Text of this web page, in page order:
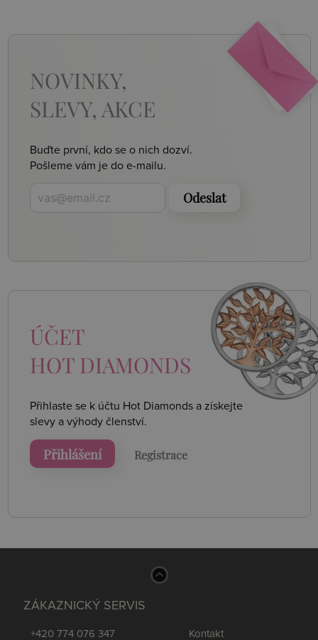
NOVINKY,
SLEVY, AKCE
Buďte první, kdo se o nich dozví.
Pošleme vám je do e-mailu.
Odeslat
ÚČET
HOT DIAMONDS
Přihlaste se k účtu Hot Diamonds a získejte
slevy a výhody členství.
Přihlášení Registrace
ZÁKAZNICKÝ SERVIS
+420 774 076 347 Kontakt